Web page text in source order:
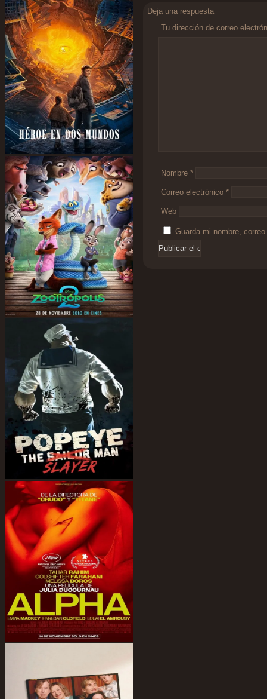
Deja una respuesta
Tu dirección de correo
Nombre *
Correo electrónico *
Web
Guarda mi nombre,